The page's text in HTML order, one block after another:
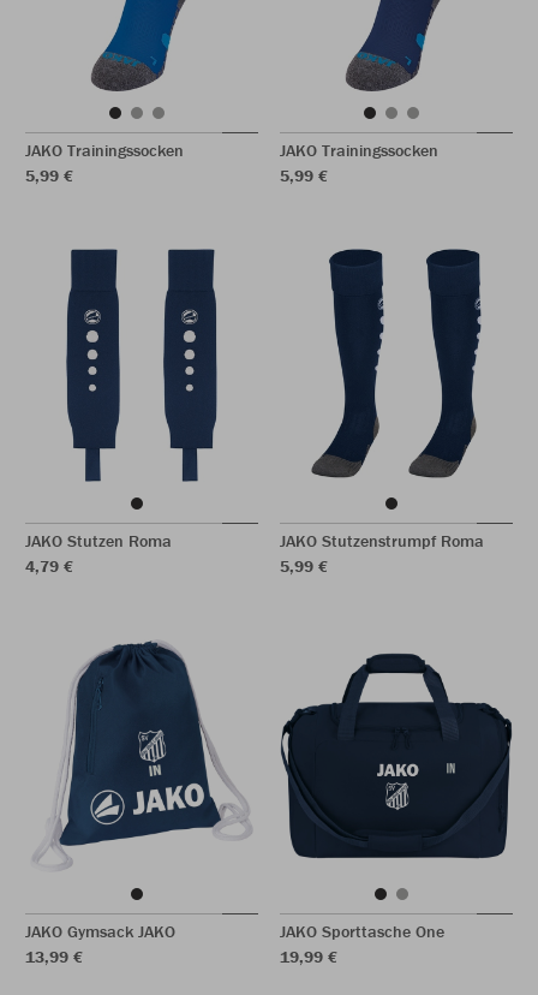
JAKO Trainingssocken
5,99 €
JAKO Trainingssocken
5,99 €
JAKO Stutzen Roma
4,79 €
JAKO Stutzenstrumpf Roma
5,99 €
JAKO Gymsack JAKO
13,99 €
JAKO Sporttasche One
19,99 €